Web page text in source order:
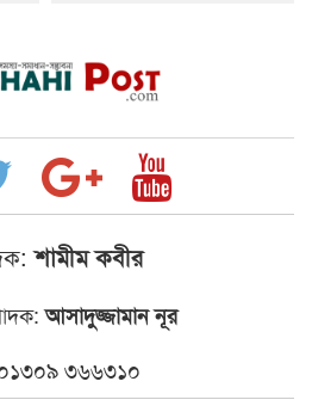
শামীম কবীর
আসাদুজ্জামান নূর
৩৬৬৩১০